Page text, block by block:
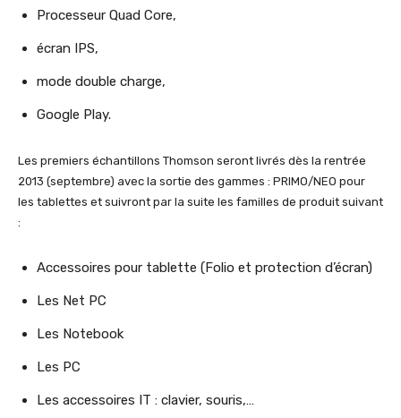
Processeur Quad Core,
écran IPS,
mode double charge,
Google Play.
Les premiers échantillons Thomson seront livrés dès la rentrée
2013 (septembre) avec la sortie des gammes : PRIMO/NEO pour
les tablettes et suivront par la suite les familles de produit suivant
:
Accessoires pour tablette (Folio et protection d’écran)
Les Net PC
Les Notebook
Les PC
Les accessoires IT : clavier, souris,…